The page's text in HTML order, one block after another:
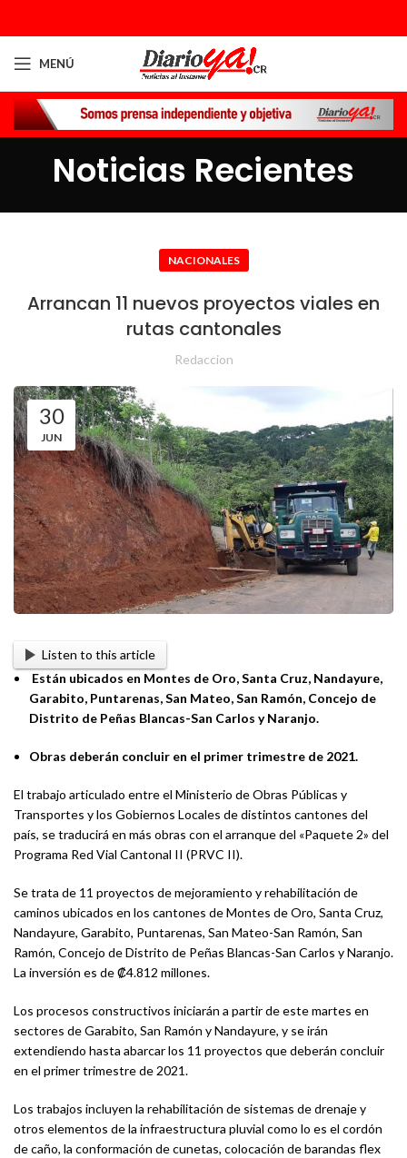
MENÚ
Noticias Recientes
NACIONALES
Arrancan 11 nuevos proyectos viales en
rutas cantonales
Redaccion
30
JUN
Listen to this article
Están ubicados en Montes de Oro, Santa Cruz, Nandayure,
Garabito, Puntarenas, San Mateo, San Ramón, Concejo de
Distrito de Peñas Blancas-San Carlos y Naranjo.
Obras deberán concluir en el primer trimestre de 2021.
El trabajo articulado entre el Ministerio de Obras Públicas y
Transportes y los Gobiernos Locales de distintos cantones del
país, se traducirá en más obras con el arranque del «Paquete 2» del
Programa Red Vial Cantonal II (PRVC II).
Se trata de 11 proyectos de mejoramiento y rehabilitación de
caminos ubicados en los cantones de Montes de Oro, Santa Cruz,
Nandayure, Garabito, Puntarenas, San Mateo-San Ramón, San
Ramón, Concejo de Distrito de Peñas Blancas-San Carlos y Naranjo.
La inversión es de ₡4.812 millones.
Los procesos constructivos iniciarán a partir de este martes en
sectores de Garabito, San Ramón y Nandayure, y se irán
extendiendo hasta abarcar los 11 proyectos que deberán concluir
en el primer trimestre de 2021.
Los trabajos incluyen la rehabilitación de sistemas de drenaje y
otros elementos de la infraestructura pluvial como lo es el cordón
de caño, la conformación de cunetas, colocación de barandas flex